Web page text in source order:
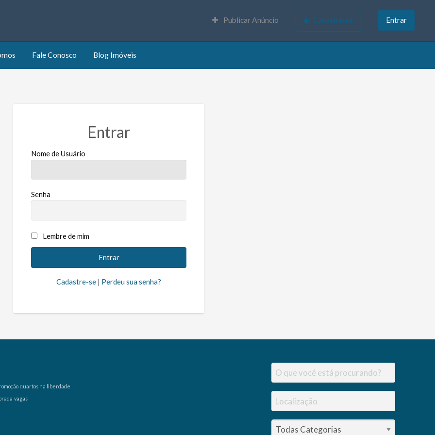
Publicar Anúncio Cadastre-se Entrar
Fale Conosco Blog Imóveis
Entrar
Nome de Usuário
Senha
Lembre de mim
Cadastre-se | Perdeu sua senha?
quartos na liberdade
vagas